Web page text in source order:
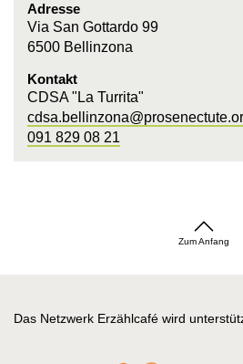
Adresse
Via San Gottardo 99
6500 Bellinzona
Kontakt
CDSA "La Turrita"
091 829 08 21
Zum Anfang
Das Netzwerk Erzählcafé wird